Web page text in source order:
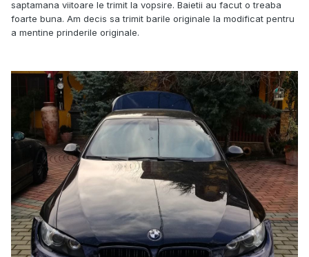
saptamana viitoare le trimit la vopsire. Baietii au facut o treaba
foarte buna. Am decis sa trimit barile originale la modificat pentru
a mentine prinderile originale.